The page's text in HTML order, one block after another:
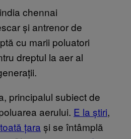
și antrenor de
cu marii poluatori
dreptul la aer al
principalul subiect de
aerului. E la știri,
țara și se întâmplă